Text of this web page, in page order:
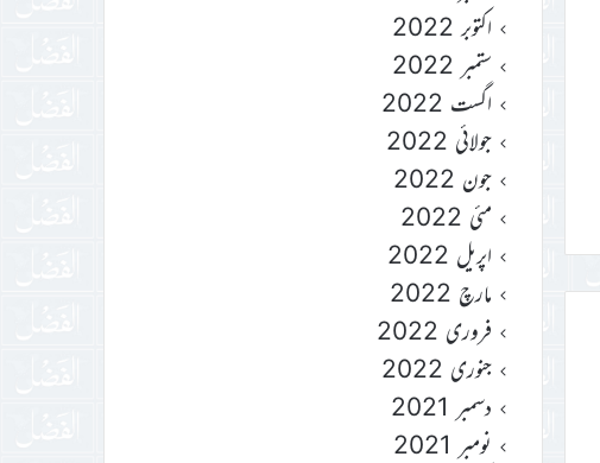
اکتوبر 2022
ستمبر 2022
اگست 2022
جولائی 2022
جون 2022
مئی 2022
اپریل 2022
مارچ 2022
فروری 2022
جنوری 2022
دسمبر 2021
نومبر 2021